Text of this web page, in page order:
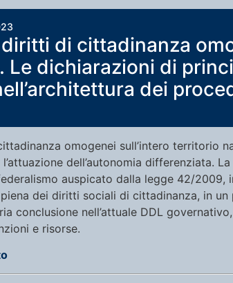
di cittadinanza
Le dichiarazioni di
dei
omogenei sull’intero territorio
dell’autonomia differenziata.
auspicato dalla legge 42/2009,
dei diritti sociali di cittadinanza, in
conclusione nell’attuale DDL
e risorse.